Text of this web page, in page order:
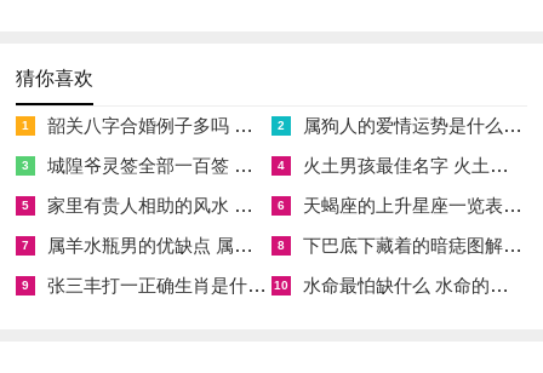
门则易得贵人扶助；然劫煞日如初十日，主意外损耗，若动土则
需防财物失窃。大运流年测算中乙巳年木火通明，若命主正行火
运则安门可助运势腾飞；然若行金水运，则火旺反成克制，容易
有事业波折或健康隐忧。干支互动如子午冲主突发变故，在安门
中若逢此日，则家宅易有争吵或意外灾厄；午午自刑主内心焦
虑，若安门则命主易生悔意；丑午害主亲友失和，若动土则六亲
猜你喜欢
1 韶关八字合婚例子多吗 韶关八字测风水 2 属狗人的爱情运势是什么意思 属狗的人爱情观
3 城隍爷灵签全部一百签 城隍爷灵签解签大全 4 火土男孩最佳名字 火土属性的字男孩名字有哪些
5 家里有贵人相助的风水 家里有贵人是什么意思 6 天蝎座的上升星座一览表 天蝎座的上升星座查询
7 属羊水瓶男的优缺点 属羊水瓶座男生性格爱情观 8 下巴底下藏着的暗痣图解 下巴尖底下有痣代表什么
9 张三丰打一正确生肖是什么意思 张三丰是指什么生肖 10 水命最怕缺什么 水命的人忌什么